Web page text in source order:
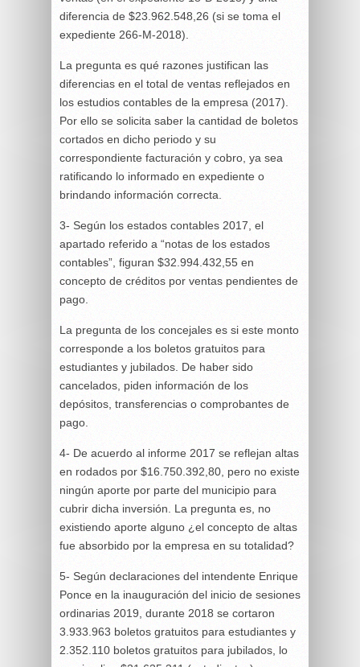
diferencia de $23.962.548,26 (si se toma el
expediente 266-M-2018).
La pregunta es qué razones justifican las
diferencias en el total de ventas reflejados en
los estudios contables de la empresa (2017).
Por ello se solicita saber la cantidad de boletos
cortados en dicho periodo y su
correspondiente facturación y cobro, ya sea
ratificando lo informado en expediente o
brindando información correcta.
3- Según los estados contables 2017, el
apartado referido a “notas de los estados
contables”, figuran $32.994.432,55 en
concepto de créditos por ventas pendientes de
pago.
La pregunta de los concejales es si este monto
corresponde a los boletos gratuitos para
estudiantes y jubilados. De haber sido
cancelados, piden información de los
depósitos, transferencias o comprobantes de
pago.
4- De acuerdo al informe 2017 se reflejan altas
en rodados por $16.750.392,80, pero no existe
ningún aporte por parte del municipio para
cubrir dicha inversión. La pregunta es, no
existiendo aporte alguno ¿el concepto de altas
fue absorbido por la empresa en su totalidad?
5- Según declaraciones del intendente Enrique
Ponce en la inauguración del inicio de sesiones
ordinarias 2019, durante 2018 se cortaron
3.933.963 boletos gratuitos para estudiantes y
2.352.110 boletos gratuitos para jubilados, lo